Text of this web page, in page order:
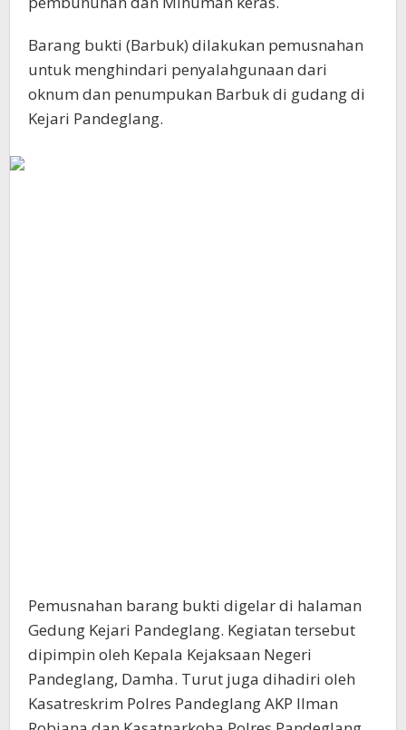
Barang bukti (Barbuk) dilakukan pemusnahan
untuk menghindari penyalahgunaan dari
oknum dan penumpukan Barbuk di gudang di
Kejari Pandeglang.
Pemusnahan barang bukti digelar di halaman
Gedung Kejari Pandeglang. Kegiatan tersebut
dipimpin oleh Kepala Kejaksaan Negeri
Pandeglang, Damha. Turut juga dihadiri oleh
Kasatreskrim Polres Pandeglang AKP Ilman